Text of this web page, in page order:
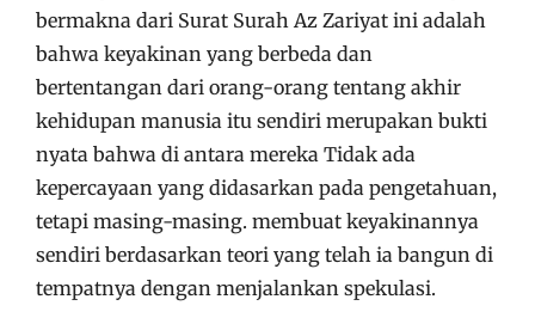
bermakna dari Surat Surah Az Zariyat ini adalah
bahwa keyakinan yang berbeda dan
bertentangan dari orang-orang tentang akhir
kehidupan manusia itu sendiri merupakan bukti
nyata bahwa di antara mereka Tidak ada
kepercayaan yang didasarkan pada pengetahuan,
tetapi masing-masing. membuat keyakinannya
sendiri berdasarkan teori yang telah ia bangun di
tempatnya dengan menjalankan spekulasi.